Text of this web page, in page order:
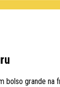
bolso grande